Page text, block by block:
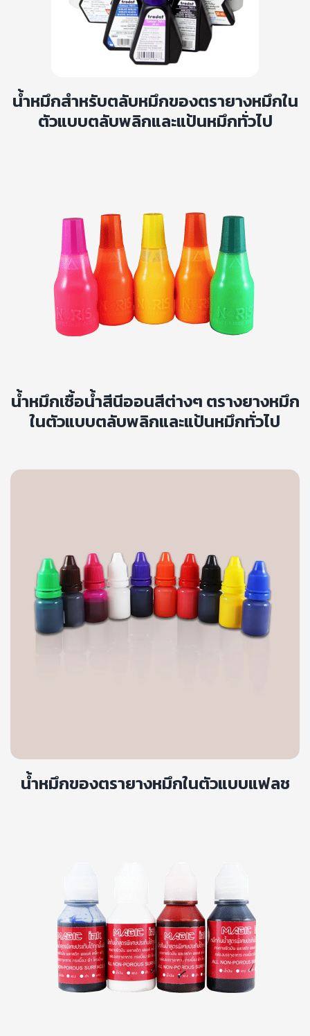
น้ำหมึกสำหรับตลับหมึกของตรายางหมึกใน
ตัวแบบตลับพลิกและแป้นหมึกทั่วไป
น้ำหมึกเชื้อน้ำสีนีออนสีต่างๆ ตรางยางหมึก
ในตัวแบบตลับพลิกและแป้นหมึกทั่วไป
น้ำหมึกของตรายางหมึกในตัวแบบแฟลช